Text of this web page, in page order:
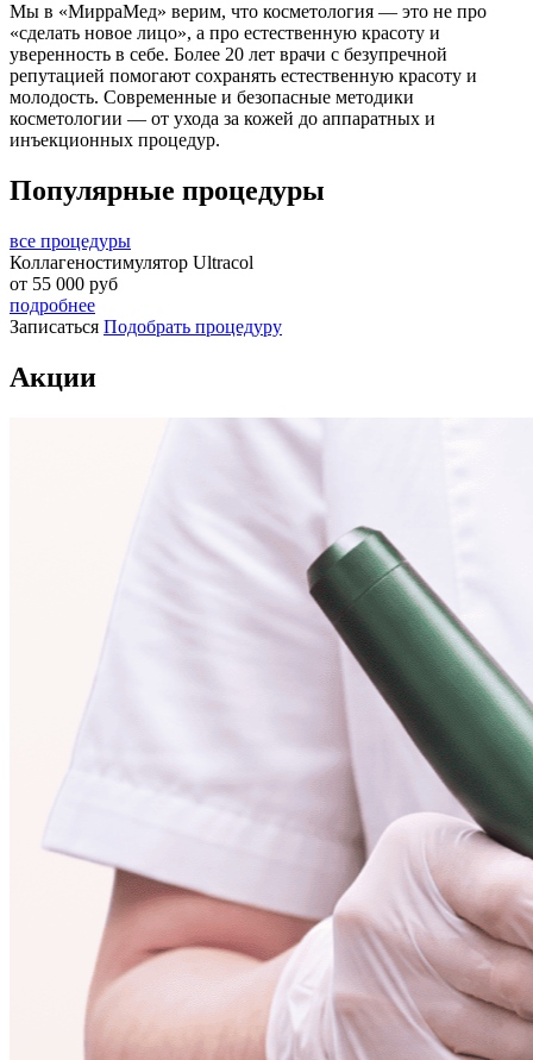
Мы в «МирраМед» верим, что косметология — это не про
«сделать новое лицо», а про естественную красоту и
уверенность в себе. Более 20 лет врачи с безупречной
репутацией помогают сохранять естественную красоту и
молодость. Современные и безопасные методики
косметологии — от ухода за кожей до аппаратных и
инъекционных процедур.
Популярные процедуры
все процедуры
Коллагеностимулятор Ultracol
от 55 000 руб
подробнее
Записаться Подобрать процедуру
Акции